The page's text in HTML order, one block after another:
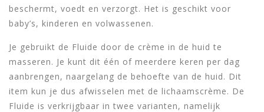
beschermt, voedt en verzorgt. Het is geschikt voor
baby’s, kinderen en volwassenen.
Je gebruikt de Fluide door de crème in de huid te
masseren. Je kunt dit één of meerdere keren per dag
aanbrengen, naargelang de behoefte van de huid. Dit
item kun je dus afwisselen met de lichaamscrème. De
Fluide is verkrijgbaar in twee varianten, namelijk